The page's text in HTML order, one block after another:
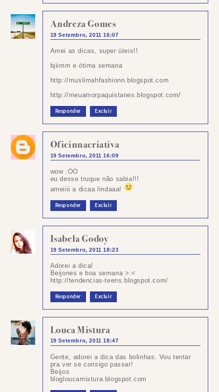
Andreza Gomes
19 Setembro, 2011 16:07
Amei as dicas, super úteis!!
bjiimm e ótima semana
http://muslimahfashionn.blogspot.com
http://meuamorpaquistanes.blogspot.com/
Responder Excluir
Oficinnacriativa
19 Setembro, 2011 16:09
wow :OO
eu desse truque não sabia!!!
ameiiii a dicaa lindaaa!
Responder Excluir
Isabela Godoy
19 Setembro, 2011 18:23
Adorei a dica!
Beijones e boa semana >.<
http://tendencias-teens.blogspot.com/
Responder Excluir
Louca Mistura
19 Setembro, 2011 18:47
Gente, adorei a dica das bolinhas. Vou tentar
pra ver se consigo passar!
Beijos
blogloucamistura.blogspot.com